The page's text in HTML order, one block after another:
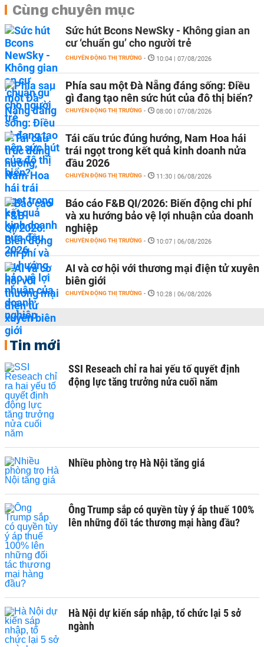
Cùng chuyên mục
Sức hút Bcons NewSky - Không gian an
cư ‘chuẩn gu’ cho người trẻ
CHUYỂN ĐỘNG THỊ TRƯỜNG - 10:04 | 07/08/2026
Phía sau một Đà Nẵng đáng sống: Điều
gì đang tạo nên sức hút của đô thị biển?
CHUYỂN ĐỘNG THỊ TRƯỜNG - 08:00 | 07/08/2026
Tái cấu trúc đúng hướng, Nam Hoa hái
trái ngọt trong kết quả kinh doanh nửa
đầu 2026
CHUYỂN ĐỘNG THỊ TRƯỜNG - 11:30 | 06/08/2026
Báo cáo F&B QI/2026: Biến động chi phí
và xu hướng bảo vệ lợi nhuận của doanh
nghiệp
CHUYỂN ĐỘNG THỊ TRƯỜNG - 10:07 | 06/08/2026
AI và cơ hội với thương mại điện tử xuyên
biên giới
CHUYỂN ĐỘNG THỊ TRƯỜNG - 10:28 | 06/08/2026
Tin mới
SSI Reseach chỉ ra hai yếu tố quyết định
động lực tăng trưởng nửa cuối năm
Nhiều phòng trọ Hà Nội tăng giá
Ông Trump sắp có quyền tùy ý áp thuế 100%
lên những đối tác thương mại hàng đầu?
Hà Nội dự kiến sáp nhập, tổ chức lại 5 sở
ngành